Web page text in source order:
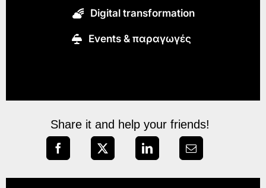
Digital transformation
Εvents & παραγωγές
Share it and help your friends!